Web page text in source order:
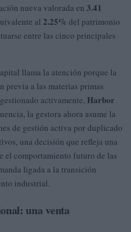
nueva valorada en 3.41
al 2.25% del patrimonio
entre las cinco principales
llama la atención porque la
previa a las materias primas
activamente, Harbor
la gestora ahora asume la
de gestión activa por duplicado
una decisión que refleja una
el comportamiento futuro de las
ligada a la transición
industrial.
una venta